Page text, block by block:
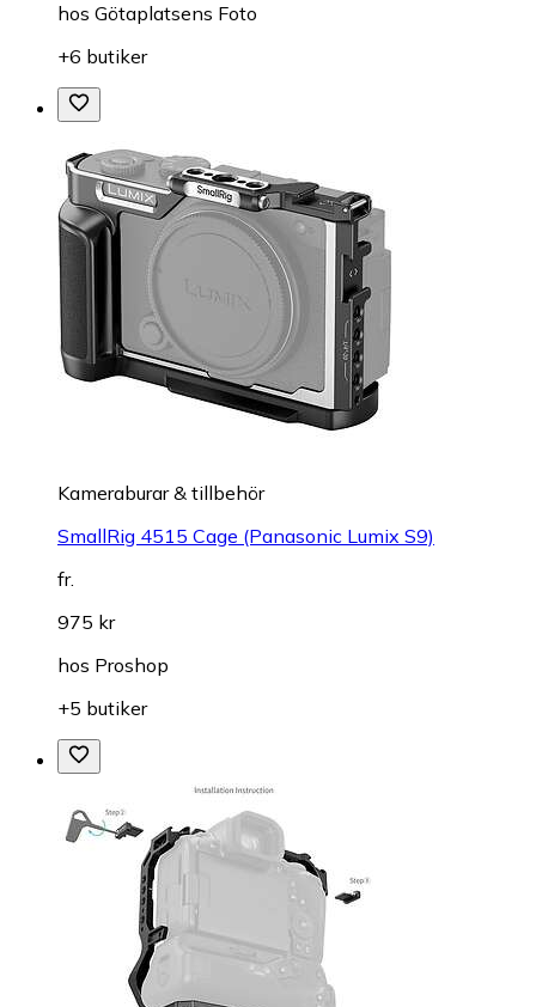
hos Götaplatsens Foto
+6 butiker
Kameraburar & tillbehör
SmallRig 4515 Cage (Panasonic Lumix S9)
fr.
975 kr
hos Proshop
+5 butiker